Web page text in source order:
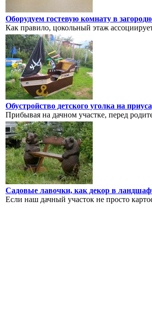
Оборудуем гостевую комнату в
Как правило, цокольный этаж
Обустройство детского уголка на
Прибывая на дачном участке, перед
Садовые лавочки, как декор в
Если наш дачный участок не просто